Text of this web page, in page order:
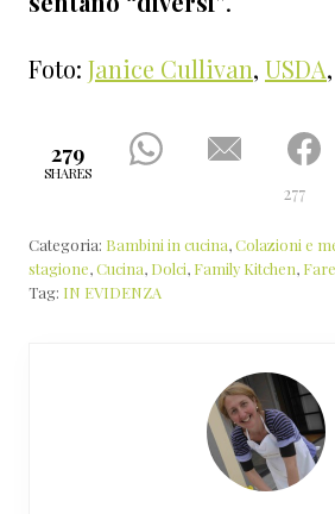
Foto: Janice Cullivan, USDA,
279
SHARES
277
Categoria: Bambini in cucina,Colazioni e
stagione,Cucina, Dolci, Family Kitchen,
Tag: IN EVIDENZA